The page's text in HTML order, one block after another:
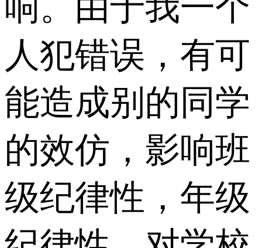
响。由于我一个
人犯错误，有可
能造成别的同学
的效仿，影响班
级纪律性，年级